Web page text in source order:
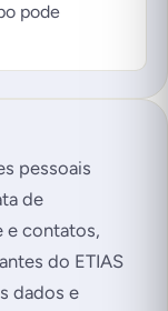
pode
pessoais
de
e contatos,
do ETIAS
dados e